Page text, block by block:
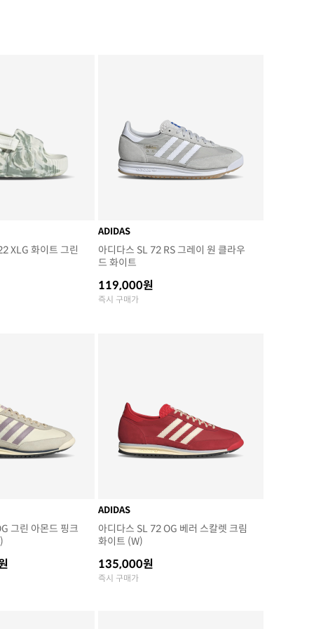
XLG 화이트 그린
ADIDAS
아디다스 SL 72 RS 그레이 원 클라우
드 화이트
119,000원
즉시 구매가
그린 아몬드 핑크
ADIDAS
아디다스 SL 72 OG 베러 스칼렛 크림
화이트 (W)
135,000원
즉시 구매가